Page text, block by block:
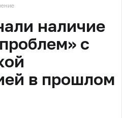
наличие
с
в прошлом